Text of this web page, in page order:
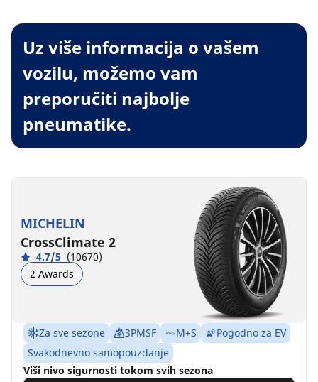
Uz više informacija o vašem
vozilu, možemo vam
preporučiti najbolje
pneumatike.
MICHELIN
CrossClimate 2
4.7/5 (10670)
2 Awards
Za sve sezone 3PMSF M+S
Pogodno za EV
Svakodnevno samopouzdanje
Viši nivo sigurnosti tokom svih sezona